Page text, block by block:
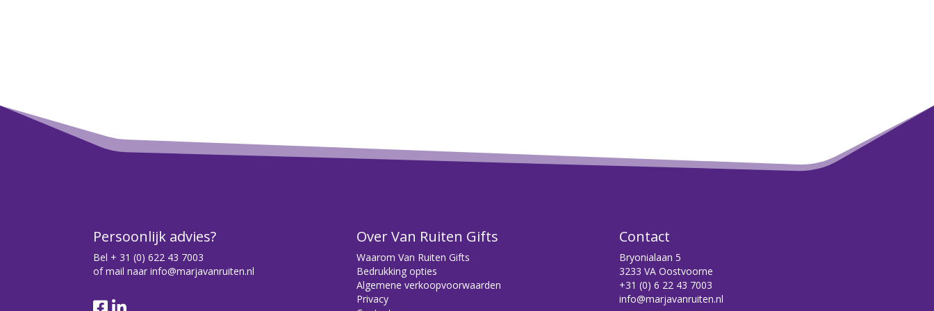
Persoonlijk advies?
Bel + 31 (0) 622 43 7003
of mail naarinfo@marjavanruiten.nl
Over Van Ruiten Gifts
Waarom Van Ruiten Gifts
Bedrukking opties
Algemene verkoopvoorwaarden
Privacy
Contact
Bryonialaan 5
3233 VA Oostvoorne
+31 (0) 6 22 43 7003
info@marjavanruiten.nl